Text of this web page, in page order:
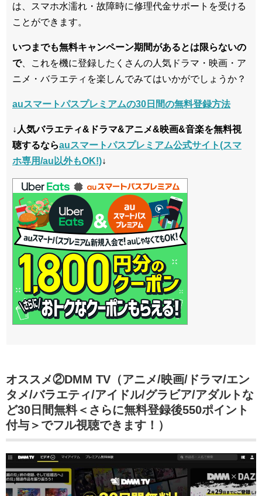
は、スマホ水濡れ・故障時に修理代金サポートを受ける
ことができます。
いつまでも無料キャンペーン期間があるとは限らないの
で、これを機に登録したくさんの人気ドラマ・映画・ア
ニメ・バラエティを楽しんでみてはいかがでしょうか？
auスマートパスプレミアムの30日間の無料登録方法
↓人気バラエティ&ドラマ&アニメ&映画&音楽を無料視
聴するならauスマートパスプレミアム公式サイト(スマ
ホ専用/au以外もOK!)↓
オススメ②DMM TV（アニメ/映画/ドラマ/エン
タメ/バラエティ/アイドル/グラビア/アダルトな
ど30日間無料＜さらに無料登録後550ポイント
付与＞でフル視聴できます！）